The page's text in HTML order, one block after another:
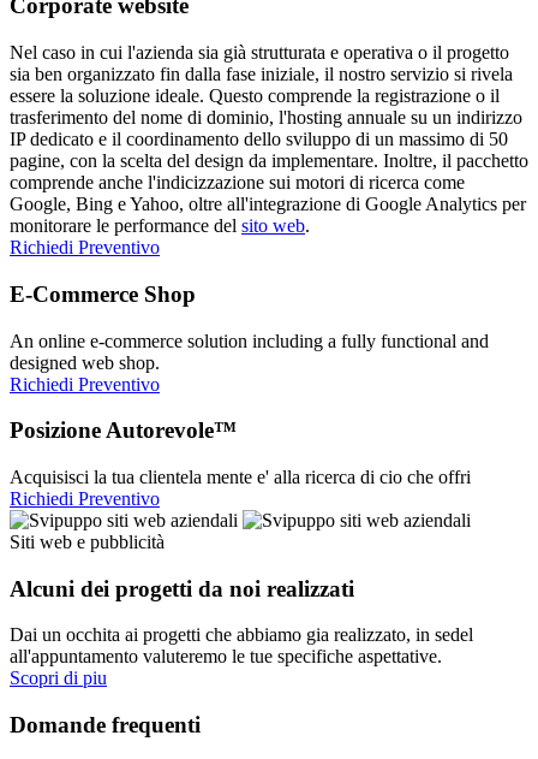
Corporate website
Nel caso in cui l'azienda sia già strutturata e operativa o il progetto
sia ben organizzato fin dalla fase iniziale, il nostro servizio si rivela
essere la soluzione ideale. Questo comprende la registrazione o il
trasferimento del nome di dominio, l'hosting annuale su un indirizzo
IP dedicato e il coordinamento dello sviluppo di un massimo di 50
pagine, con la scelta del design da implementare. Inoltre, il pacchetto
comprende anche l'indicizzazione sui motori di ricerca come
Google, Bing e Yahoo, oltre all'integrazione di Google Analytics per
monitorare le performance del sito web.
Richiedi Preventivo
E-Commerce Shop
An online e-commerce solution including a fully functional and
designed web shop.
Richiedi Preventivo
Posizione Autorevole™
Acquisisci la tua clientela mente e' alla ricerca di cio che offri
Richiedi Preventivo
Siti web e pubblicità
Alcuni dei progetti da noi realizzati
Dai un occhita ai progetti che abbiamo gia realizzato, in sedel
all'appuntamento valuteremo le tue specifiche aspettative.
Scopri di piu
Domande frequenti